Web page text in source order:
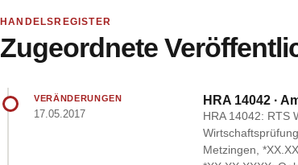
HANDELSREGISTER
Zugeordnete
VERÄNDERUNGEN
17.05.2017
HRA 14042 ·
HRA 14042: RTS
Metzingen,